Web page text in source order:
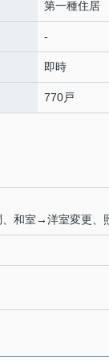
第一種住居
-
即時
770戸
和室→洋室変更、